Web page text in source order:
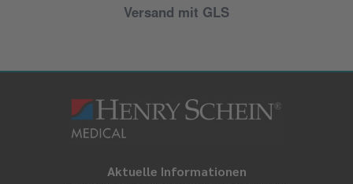
Versand mit GLS
Aktuelle Informationen